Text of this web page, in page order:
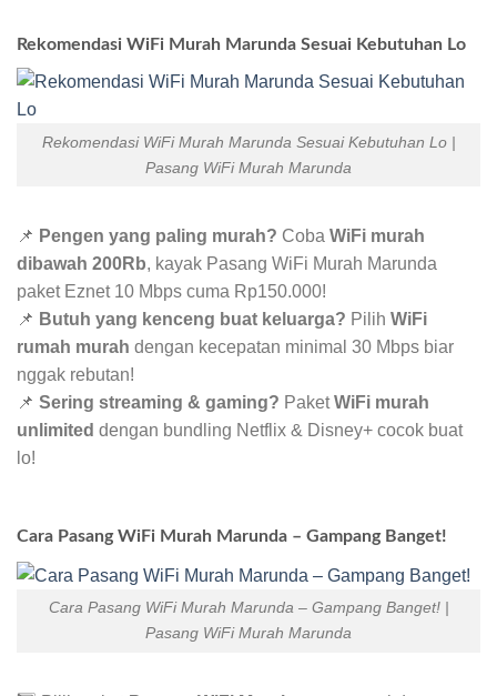
Rekomendasi WiFi Murah Marunda Sesuai Kebutuhan Lo
Rekomendasi WiFi Murah Marunda Sesuai Kebutuhan Lo |
Pasang WiFi Murah Marunda
📌 Pengen yang paling murah? Coba WiFi murah
dibawah 200Rb, kayak Pasang WiFi Murah Marunda
paket Eznet 10 Mbps cuma Rp150.000!
📌 Butuh yang kenceng buat keluarga? Pilih WiFi
rumah murah dengan kecepatan minimal 30 Mbps biar
nggak rebutan!
📌 Sering streaming & gaming? PaketWiFi murah
unlimited dengan bundling Netflix & Disney+ cocok buat
lo!
Cara Pasang WiFi Murah Marunda – Gampang Banget!
Cara Pasang WiFi Murah Marunda – Gampang Banget! |
Pasang WiFi Murah Marunda